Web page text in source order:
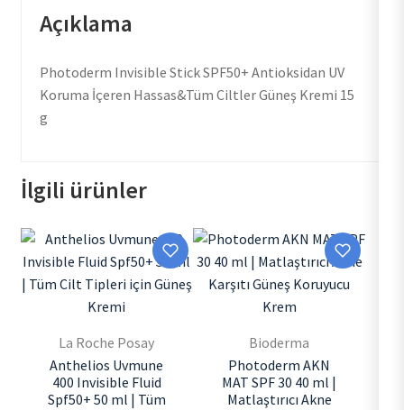
Açıklama
Photoderm Invisible Stick SPF50+ Antioksidan UV
Koruma İçeren Hassas&Tüm Ciltler Güneş Kremi 15
g
İlgili ürünler
La Roche Posay
Anthelios Uvmune
400 Invisible Fluid
Spf50+ 50 ml | Tüm
Bioderma
Photoderm AKN
MAT SPF 30 40 ml |
Matlaştırıcı Akne